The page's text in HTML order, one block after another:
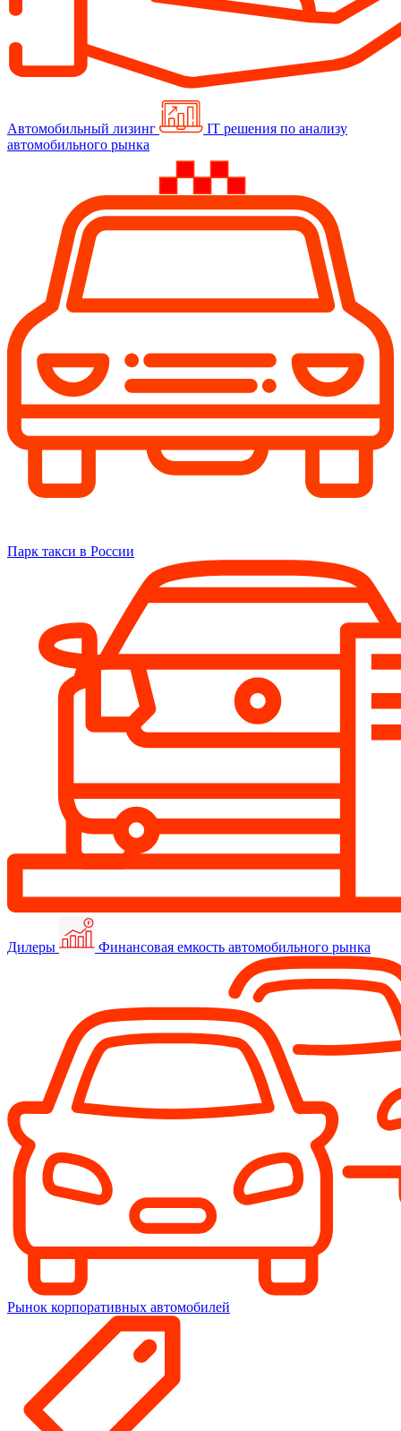
Автомобильный лизинг
IT решения по анализу
автомобильного рынка
Парк такси в России
Дилеры Финансовая емкость автомобильного рынка
Рынок корпоративных автомобилей